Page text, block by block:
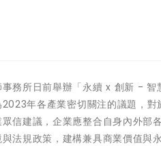
務所日前舉辦「永續 x 創新 -
年各產業密切關注的議題，對
信建議，企業應整合自身內外部
法規政策，建構兼具商業價值與永